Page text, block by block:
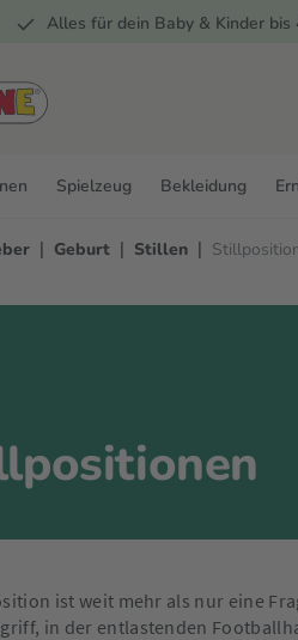
Alles für dein Baby & Kinder bis
Spielzeug Bekleidung
| Geburt | Stillen |
ist weit mehr als nur eine
in der entlastenden